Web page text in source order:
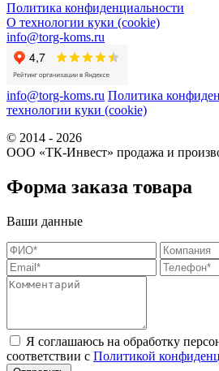
Политика конфиденциальности
О технологии куки (cookie)
info@torg-koms.ru
info@torg-koms.ru Политика
технологии куки (cookie)
© 2014 - 2026
ООО «ТК-Инвест» продажа и
Форма заказа товара
Ваши данные
Я соглашаюсь на обработку
соответствии с Политикой